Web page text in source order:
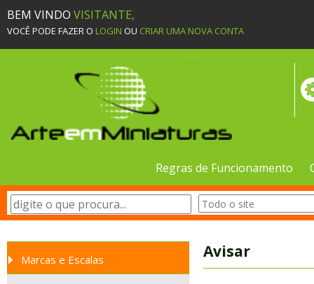
BEM VINDO VISITANTE,
VOCÊ PODE FAZER O LOGIN OU CRIAR UMA NOVA CONTA
Regras de Funcionamento
Marcas e Escalas Avisar